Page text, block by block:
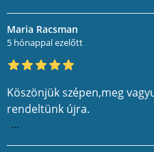
Maria Racsman
5 hónappal ezelőtt
Köszönjük szépen,meg
rendeltünk újra.
...